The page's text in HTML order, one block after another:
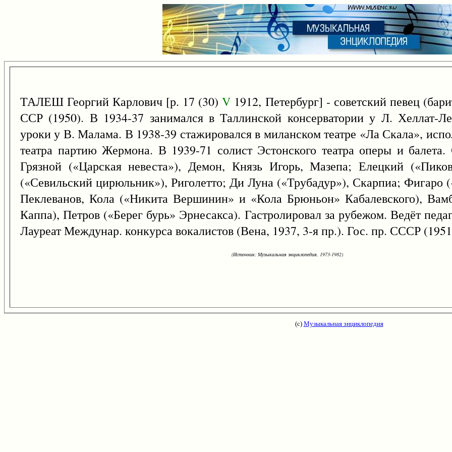
ТАЛЕШ Георгий Карлович [р. 17 (30)V 1912, Петербург] - советский певец
ССР (1950). В 1934-37 занимался в Таллинской консерватории у Л. Хеллат-
уроки у В. Малама. В 1938-39 стажировался в миланском театре «Ла Скала»,
театра партию Жермона. В 1939-71 солист Эстонского театра оперы и
Грязной («Царская невеста»), Демон, Князь Игорь, Мазепа; Елецкий
(«Севильский цирюльник»), Риголетто; Ди Луна («Трубадур»), Скарпиа; Фигаро
Пеклеванов, Кола («Никита Вершинин» и «Кола Брюньон» Кабалевского),
Каппа), Петров («Берег бурь» Эрнесакса). Гастролировал за рубежом. Ведёт
Лауреат Междунар. конкурса вокалистов (Вена, 1937, 3-я пр.). Гос. пр. СССР
(Источник: Музыкальная энциклопедия, 1973-1982)
(с) Музыкальная энциклопедия